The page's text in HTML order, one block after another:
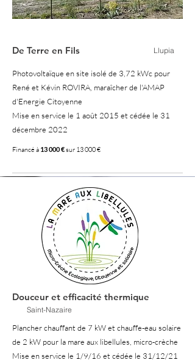
De Terre en Fils Llupia
Photovoltaïque en site isolé de 3,72 kWc pour
René et Kévin ROVIRA, maraîcher de l'AMAP
d'Energie Citoyenne
Mise en service le 1 août 2015 et cédée le 31
décembre 2022
Financé à 13 000 €sur 13 000 €
Douceur et efficacité thermique
Saint-Nazaire
Plancher chauffant de 7 kW et chauffe-eau solaire
de 2 kW pour la mare aux libellules, micro-crèche
Mise en service le 1/9/16 et cédée le 31/12/21